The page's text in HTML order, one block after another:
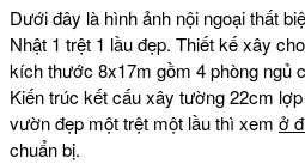
Dưới đây là hình ảnh nội ngoại thất
Nhật 1 trệt 1 lầu đẹp. Thiết kế xây
kích thước 8x17m gồm 4 phòng ngủ
Kiến trúc kết cấu xây tường 22cm
vườn đẹp một trệt một lầu thì xem ở
chuẩn bị.